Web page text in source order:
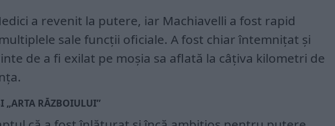
a revenit la putere, iar Machiavelli a fost rapid
sale funcții oficiale. A fost chiar întemnițat și
de a fi exilat pe moșia sa aflată la câțiva kilometri de
„ARTA RĂZBOIULUI”